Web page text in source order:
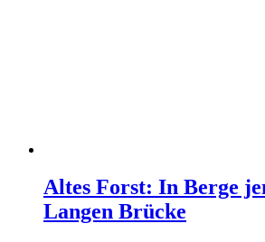
Altes Forst: In Berge
Langen Brücke